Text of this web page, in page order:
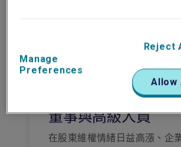
董事與高級人員
在股東維權情緒日益高漲、企
Manage
Preferences
Reject
Allow